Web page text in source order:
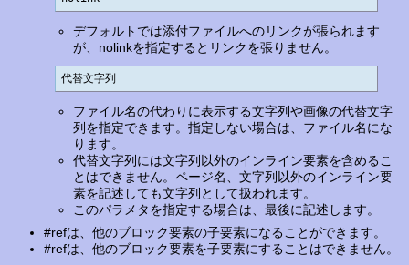
デフォルトでは添付ファイルへのリンクが張られます
が、nolinkを指定するとリンクを張りません。
代替文字列
ファイル名の代わりに表示する文字列や画像の代替文字
列を指定できます。指定しない場合は、ファイル名にな
ります。
代替文字列には文字列以外のインライン要素を含めるこ
とはできません。ページ名、文字列以外のインライン要
素を記述しても文字列として扱われます。
このパラメタを指定する場合は、最後に記述します。
#refは、他のブロック要素の子要素になることができます。
#refは、他のブロック要素を子要素にすることはできません。